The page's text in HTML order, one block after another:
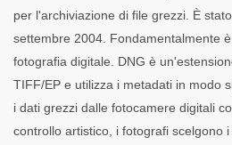
per l'archiviazione di file grezzi. È
settembre 2004. Fondamentalmente
fotografia digitale. DNG è
TIFF/EP e utilizza i metadati in modo
i dati grezzi dalle fotocamere digitali
controllo artistico, i fotografi scelgono